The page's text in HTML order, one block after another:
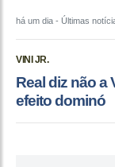
há um dia - Últimas
VINI JR.
Real diz não a
efeito dominó